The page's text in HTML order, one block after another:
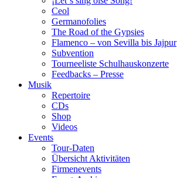
Ceol
Germanofolies
The Road of the Gypsies
Flamenco – von Sevilla bis Jajpur
Subvention
Tourneeliste Schulhauskonzerte
Feedbacks – Presse
Musik
Repertoire
CDs
Shop
Videos
Events
Tour-Daten
Übersicht Aktivitäten
Firmenevents